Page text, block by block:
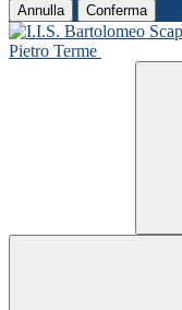
Annulla Conferma
Pietro Terme